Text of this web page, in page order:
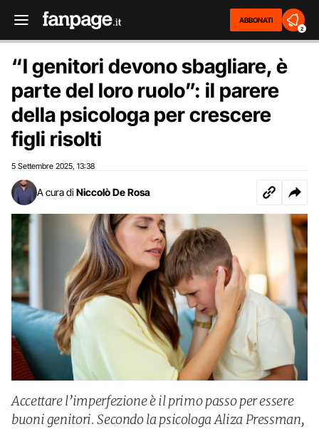
ABBONATI
2
“I genitori devono sbagliare, è
parte del loro ruolo”: il parere
della psicologa per crescere
figli risolti
5 Settembre 2025 13:38
A cura di Niccolò De Rosa
Accettare l’imperfezione è il primo passo per essere
buoni genitori. Secondo la psicologa Aliza Pressman,